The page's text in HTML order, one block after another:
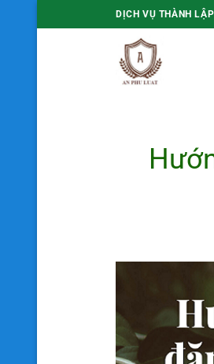
qua
DỊCH VỤ THÀNH